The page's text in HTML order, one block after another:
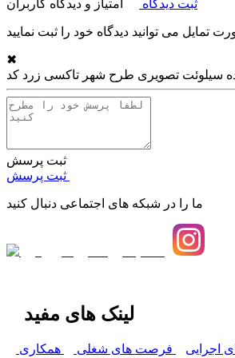
ثبت دیدگاه امتیاز و دیدگاه کاربران
تمایل می توانید دیدگاه خود را ثبت نمایید
✖
ثبت پرسش
ما را در شبکه های اجتماعی دنبال کنید
لینک های مفید
اجرایی فرصت های شغلی همکاری